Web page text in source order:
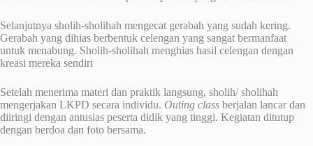
Selanjutnya sholih-sholihah mengecat gerabah yang sudah kering.
Gerabah yang dihias berbentuk celengan yang sangat bermanfaat
untuk menabung. Sholih-sholihah menghias hasil celengan dengan
kreasi mereka sendiri
Setelah menerima materi dan praktik langsung, sholih/ sholihah
mengerjakan LKPD secara individu. Outing class berjalan lancar dan
diiringi dengan antusias peserta didik yang tinggi. Kegiatan ditutup
dengan berdoa dan foto bersama.